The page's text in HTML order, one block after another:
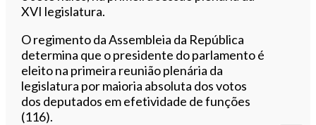
XVI legislatura.
O regimento da Assembleia da República
determina que o presidente do parlamento é
eleito na primeira reunião plenária da
legislatura por maioria absoluta dos votos
dos deputados em efetividade de funções
(116).